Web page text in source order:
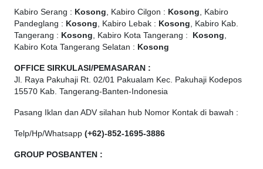
Kabiro Serang : Kosong , Kabiro Cilgon : Kosong , Kabiro
Pandeglang : Kosong , Kabiro Lebak : Kosong , Kabiro Kab.
Tangerang : Kosong , Kabiro Kota Tangerang : Kosong
Kabiro Kota Tangerang Selatan : Kosong
OFFICE SIRKULASI/PEMASARAN :
Jl. Raya Pakuhaji Rt. 02/01 Pakualam Kec. Pakuhaji Kodepos
15570 Kab. Tangerang-Banten-Indonesia
Pasang Iklan dan ADV silahan hub Nomor Kontak di bawah :
Telp/Hp/Whatsapp (+62)-852-1695-3886
GROUP POSBANTEN :